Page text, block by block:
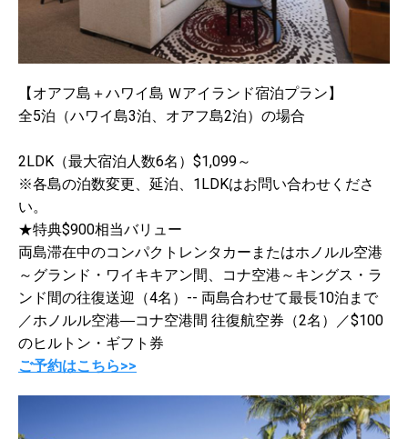
【オアフ島＋ハワイ島 Ｗアイランド宿泊プラン】
全5泊（ハワイ島3泊、オアフ島2泊）の場合
2LDK（最大宿泊人数6名）$1,099～
※各島の泊数変更、延泊、1LDKはお問い合わせくださ
い。
★特典$900相当バリュー
両島滞在中のコンパクトレンタカーまたはホノルル空港
～グランド・ワイキキアン間、コナ空港～キングス・ラ
ンド間の往復送迎（4名）-- 両島合わせて最長10泊まで
／ホノルル空港―コナ空港間 往復航空券（2名）／$100
のヒルトン・ギフト券
ご予約はこちら>>